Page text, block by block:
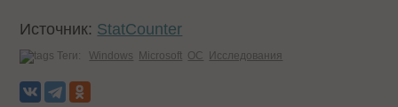
Источник: StatCounter
Теги: Windows Microsoft ОС Исследования